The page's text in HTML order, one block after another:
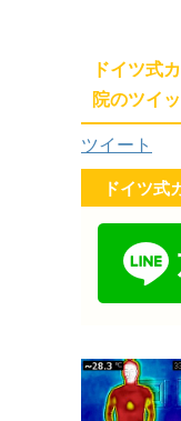
ドイツ式
院のツイ
ツイート
ドイツ式